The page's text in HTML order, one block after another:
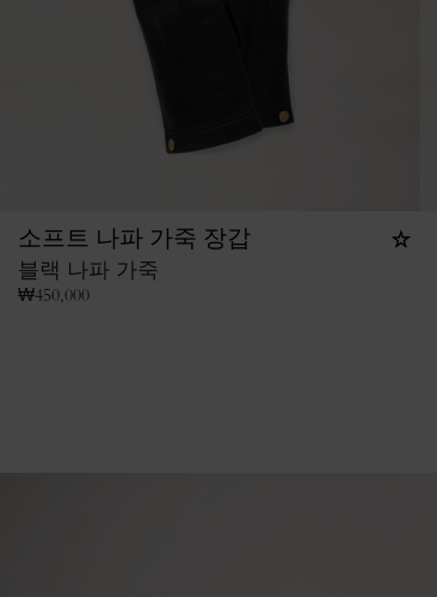
소프트 나파 가죽 장갑
블랙 나파 가죽
₩450,000